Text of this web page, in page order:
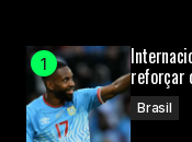
reforçar
Brasil